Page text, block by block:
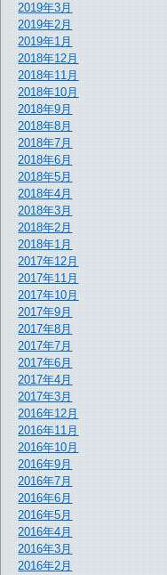
2019年3月
2019年2月
2019年1月
2018年12月
2018年11月
2018年10月
2018年9月
2018年8月
2018年7月
2018年6月
2018年5月
2018年4月
2018年3月
2018年2月
2018年1月
2017年12月
2017年11月
2017年10月
2017年9月
2017年8月
2017年7月
2017年6月
2017年4月
2017年3月
2016年12月
2016年11月
2016年10月
2016年9月
2016年7月
2016年6月
2016年5月
2016年4月
2016年3月
2016年2月